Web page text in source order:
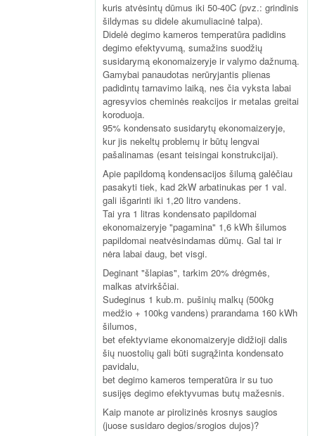
kuris atvėsintų dūmus iki 50-40C (pvz.: grindinis
šildymas su didele akumuliacinė talpa).
Didelė degimo kameros temperatūra padidins
degimo efektyvumą, sumažins suodžių
susidarymą ekonomaizeryje ir valymo dažnumą.
Gamybai panaudotas nerūryjantis plienas
padidintų tarnavimo laiką, nes čia vyksta labai
agresyvios cheminės reakcijos ir metalas greitai
koroduoja.
95% kondensato susidarytų ekonomaizeryje,
kur jis nekeltų problemų ir būtų lengvai
pašalinamas (esant teisingai konstrukcijai).
Apie papildomą kondensacijos šilumą galėčiau
pasakyti tiek, kad 2kW arbatinukas per 1 val.
gali išgarinti iki 1,20 litro vandens.
Tai yra 1 litras kondensato papildomai
ekonomaizeryje "pagamina" 1,6 kWh šilumos
papildomai neatvėsindamas dūmų. Gal tai ir
nėra labai daug, bet visgi.
Deginant "šlapias", tarkim 20% drėgmės,
malkas atvirkščiai.
Sudeginus 1 kub.m. pušinių malkų (500kg
medžio + 100kg vandens) prarandama 160 kWh
šilumos,
bet efektyviame ekonomaizeryje didžioji dalis
šių nuostolių gali būti sugrąžinta kondensato
pavidalu,
bet degimo kameros temperatūra ir su tuo
susijęs degimo efektyvumas butų mažesnis.
Kaip manote ar pirolizinės krosnys saugios
(juose susidaro degios/srogios dujos)?